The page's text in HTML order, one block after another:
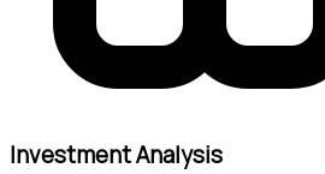
Investment Analysis